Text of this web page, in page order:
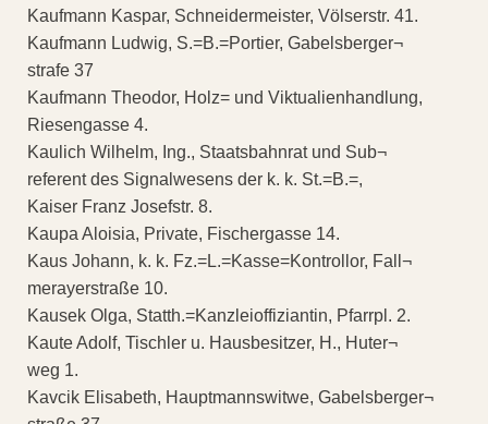
Kaufmann Kaspar, Schneidermeister, Völserstr. 41.
Kaufmann Ludwig, S.=B.=Portier, Gabelsberger¬
strafe 37
Kaufmann Theodor, Holz= und Viktualienhandlung,
Riesengasse 4.
Kaulich Wilhelm, Ing., Staatsbahnrat und Sub¬
referent des Signalwesens der k. k. St.=B.=,
Kaiser Franz Josefstr. 8.
Kaupa Aloisia, Private, Fischergasse 14.
Kaus Johann, k. k. Fz.=L.=Kasse=Kontrollor, Fall¬
merayerstraße 10.
Kausek Olga, Statth.=Kanzleioffiziantin, Pfarrpl. 2.
Kaute Adolf, Tischler u. Hausbesitzer, H., Huter¬
weg 1.
Kavcik Elisabeth, Hauptmannswitwe, Gabelsberger¬